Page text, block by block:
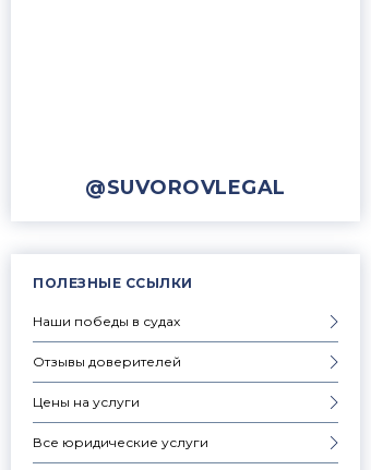
@SUVOROVLEGAL
ПОЛЕЗНЫЕ ССЫЛКИ
Наши победы в судах
Отзывы доверителей
Цены на услуги
Все юридические услуги